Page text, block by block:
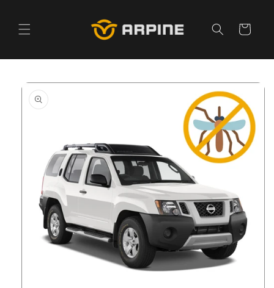
conteúdo
Carrinho
informações
do produto